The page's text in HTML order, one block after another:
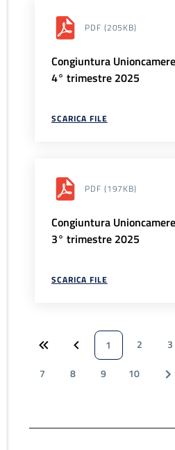
PDF (205KB)
Congiuntura
4° trimestre 2025
SCARICA FILE
PDF (197KB)
Congiuntura
3° trimestre 2025
SCARICA FILE
1 2 3
7
8 9 10